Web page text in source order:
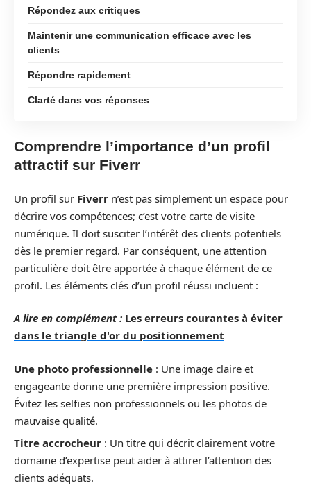
Répondez aux critiques
Maintenir une communication efficace avec les
clients
Répondre rapidement
Clarté dans vos réponses
Comprendre l’importance d’un profil
attractif sur Fiverr
Un profil sur Fiverr n’est pas simplement un espace pour
décrire vos compétences; c’est votre carte de visite
numérique. Il doit susciter l’intérêt des clients potentiels
dès le premier regard. Par conséquent, une attention
particulière doit être apportée à chaque élément de ce
profil. Les éléments clés d’un profil réussi incluent :
A lire en complément : Les erreurs courantes à éviter
dans le triangle d'or du positionnement
Une photo professionnelle : Une image claire et
engageante donne une première impression positive.
Évitez les selfies non professionnels ou les photos de
mauvaise qualité.
Titre accrocheur : Un titre qui décrit clairement votre
domaine d’expertise peut aider à attirer l’attention des
clients adéquats.